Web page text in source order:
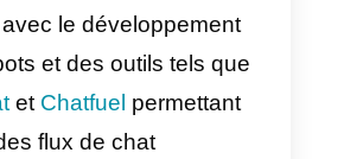
comme canal de
L’application de
de Facebook, avec